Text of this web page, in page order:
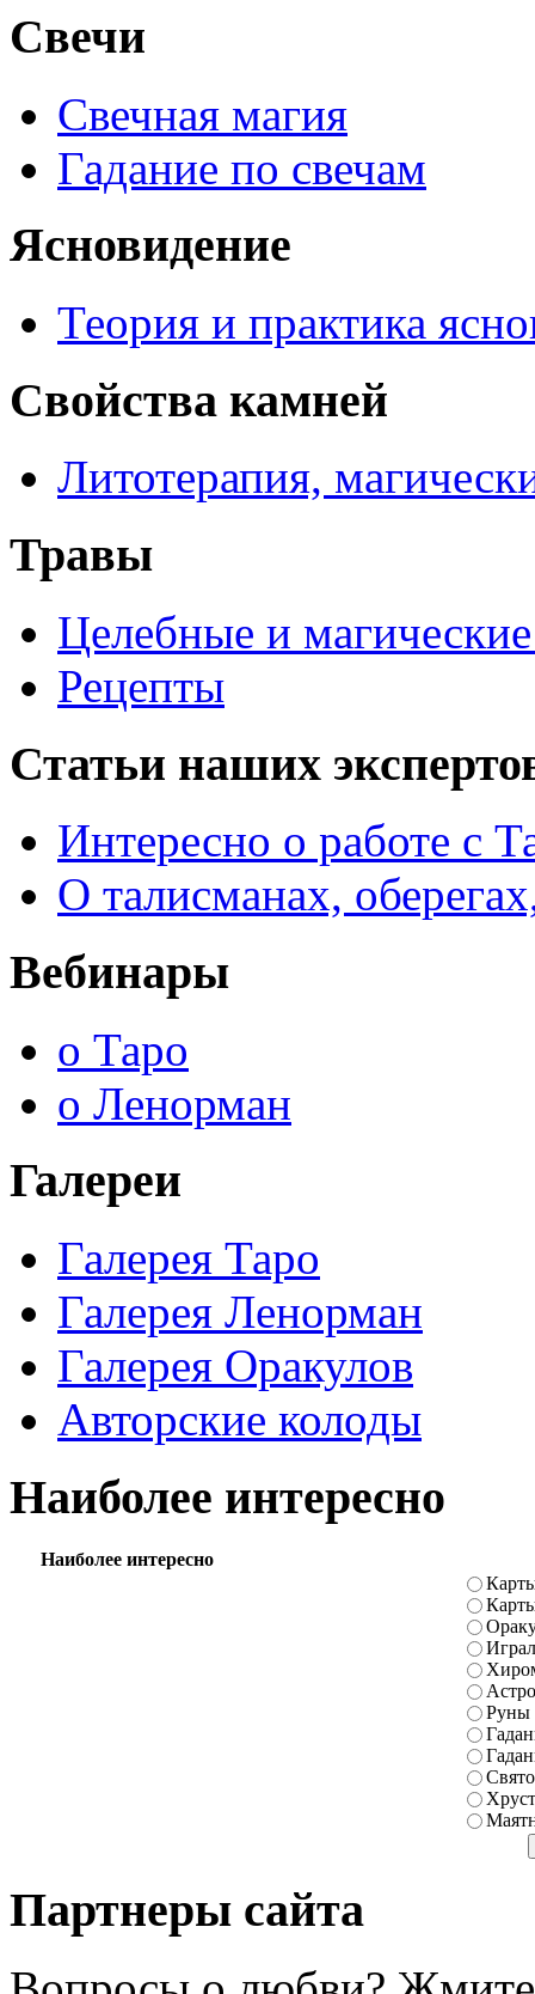
Свечи
Свечная магия
Гадание по свечам
Ясновидение
Теория и практика
Свойства камней
Литотерапия,
Травы
Целебные и магические
Рецепты
Статьи наших
Интересно о работе с
О талисманах,
Вебинары
о Таро
о Ленорман
Галереи
Галерея Таро
Галерея Ленорман
Галерея Оракулов
Авторские колоды
Наиболее интересно
Наиболее интересно
Руны
Партнеры сайта